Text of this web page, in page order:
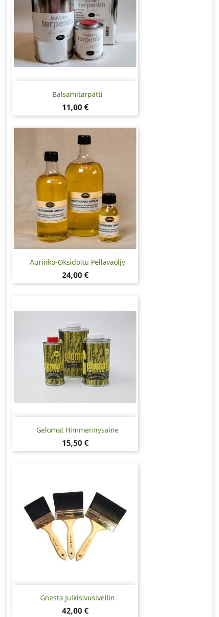
Balsamitärpätti
Hinta
11,00 €
Aurinko-Oksidoitu Pellavaöljy
Hinta
24,00 €
Gelomat Himmennysaine
Hinta
15,50 €
Gnesta Julkisivusivellin
Hinta
42,00 €